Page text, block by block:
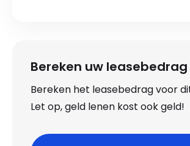
Bereken uw leasebedrag
Bereken het leasebedrag voor
Let op, geld lenen kost ook geld!